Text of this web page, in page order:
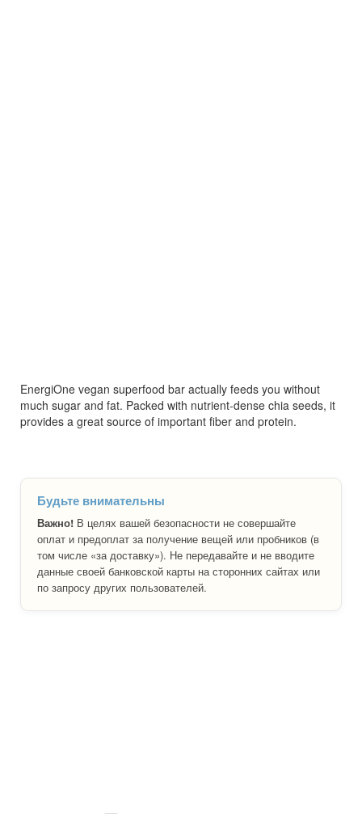
EnergiOne vegan superfood bar actually feeds you without
much sugar and fat. Packed with nutrient-dense chia seeds, it
provides a great source of important fiber and protein.
Будьте внимательны
Важно! В целях вашей безопасности не совершайте
оплат и предоплат за получение вещей или пробников (в
том числе «за доставку»). Не передавайте и не вводите
данные своей банковской карты на сторонних сайтах или
по запросу других пользователей.